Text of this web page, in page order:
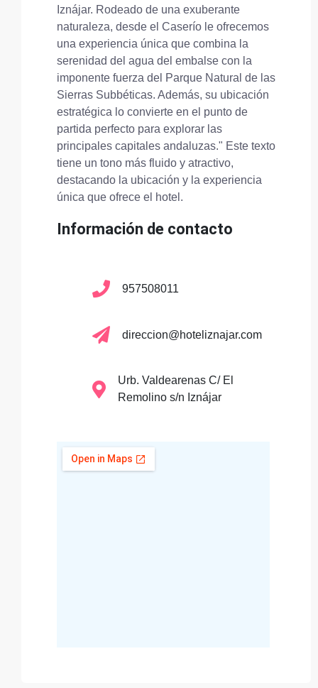
Iznájar. Rodeado de una exuberante
naturaleza, desde el Caserío le ofrecemos
una experiencia única que combina la
serenidad del agua del embalse con la
imponente fuerza del Parque Natural de las
Sierras Subbéticas. Además, su ubicación
estratégica lo convierte en el punto de
partida perfecto para explorar las
principales capitales andaluzas." Este texto
tiene un tono más fluido y atractivo,
destacando la ubicación y la experiencia
única que ofrece el hotel.
Información de contacto
957508011
direccion@hoteliznajar.com
Urb. Valdearenas C/ El
Remolino s/n Iznájar